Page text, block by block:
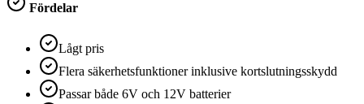
Fördelar
Lågt pris
Flera säkerhetsfunktioner inklusive kortslutningsskydd
Passar både 6V och 12V batterier